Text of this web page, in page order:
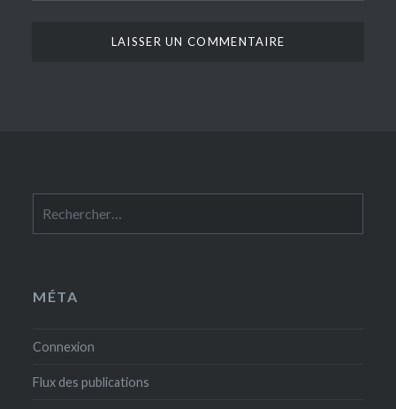
MÉTA
Connexion
Flux des publications